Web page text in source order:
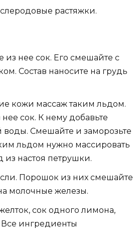
растяжки.
из нее сок. Его смешайте с
Состав наносите на грудь
кожи массаж таким льдом.
сок. К нему добавьте
Смешайте и заморозьте
льдом нужно массировать
из настоя петрушки.
Порошок из них смешайте
молочные железы.
сок одного лимона,
ингредиенты